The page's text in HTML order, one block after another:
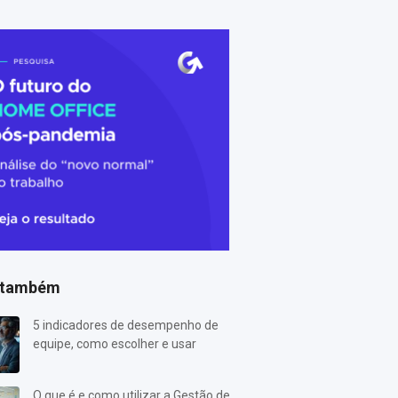
5 indicadores de desempenho de
equipe, como escolher e usar